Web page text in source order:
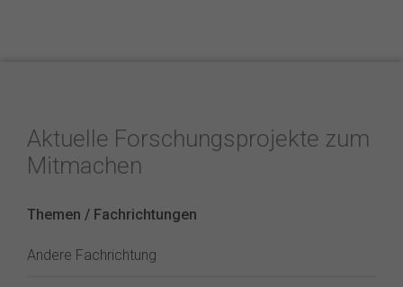
Aktuelle Forschungsprojekte zum
Mitmachen
Themen / Fachrichtungen
Andere Fachrichtung